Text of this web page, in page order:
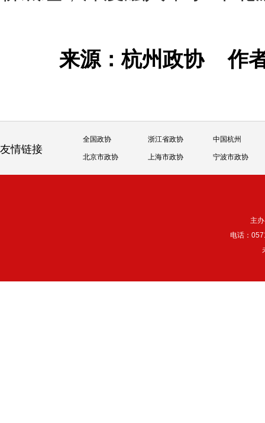
来源：杭州政协作
友情链接
全国政协 浙江省政协 中国杭州
北京市政协 上海市政协 宁波市政协
主
电话：